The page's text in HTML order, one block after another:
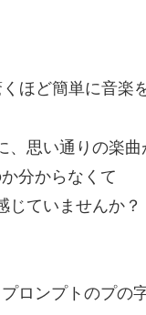
ほど簡単に音楽
思い通りの楽
分からなくて
じていませんか？
ロンプトのプの